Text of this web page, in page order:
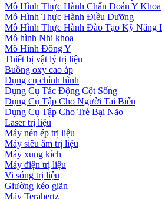
Mô Hình Thực Hành Chẩn Đoán Y Khoa
Mô Hình Thực Hành Điều Dưỡng
Mô Hình Thực Hành Đào Tạo Kỹ Năng
Mô hình Nhi khoa
Mô Hình Đông Y
Thiết bị vật lý trị liệu
Buồng oxy cao áp
Dụng cụ chỉnh hình
Dụng Cụ Tác Động Cột Sống
Dụng Cụ Tập Cho Người Tai Biến
Dụng Cụ Tập Cho Trẻ Bại Não
Laser trị liệu
Máy nén ép trị liệu
Máy siêu âm trị liệu
Máy xung kích
Máy điện trị liệu
Vi sóng trị liệu
Giường kéo giãn
Máy Terahertz